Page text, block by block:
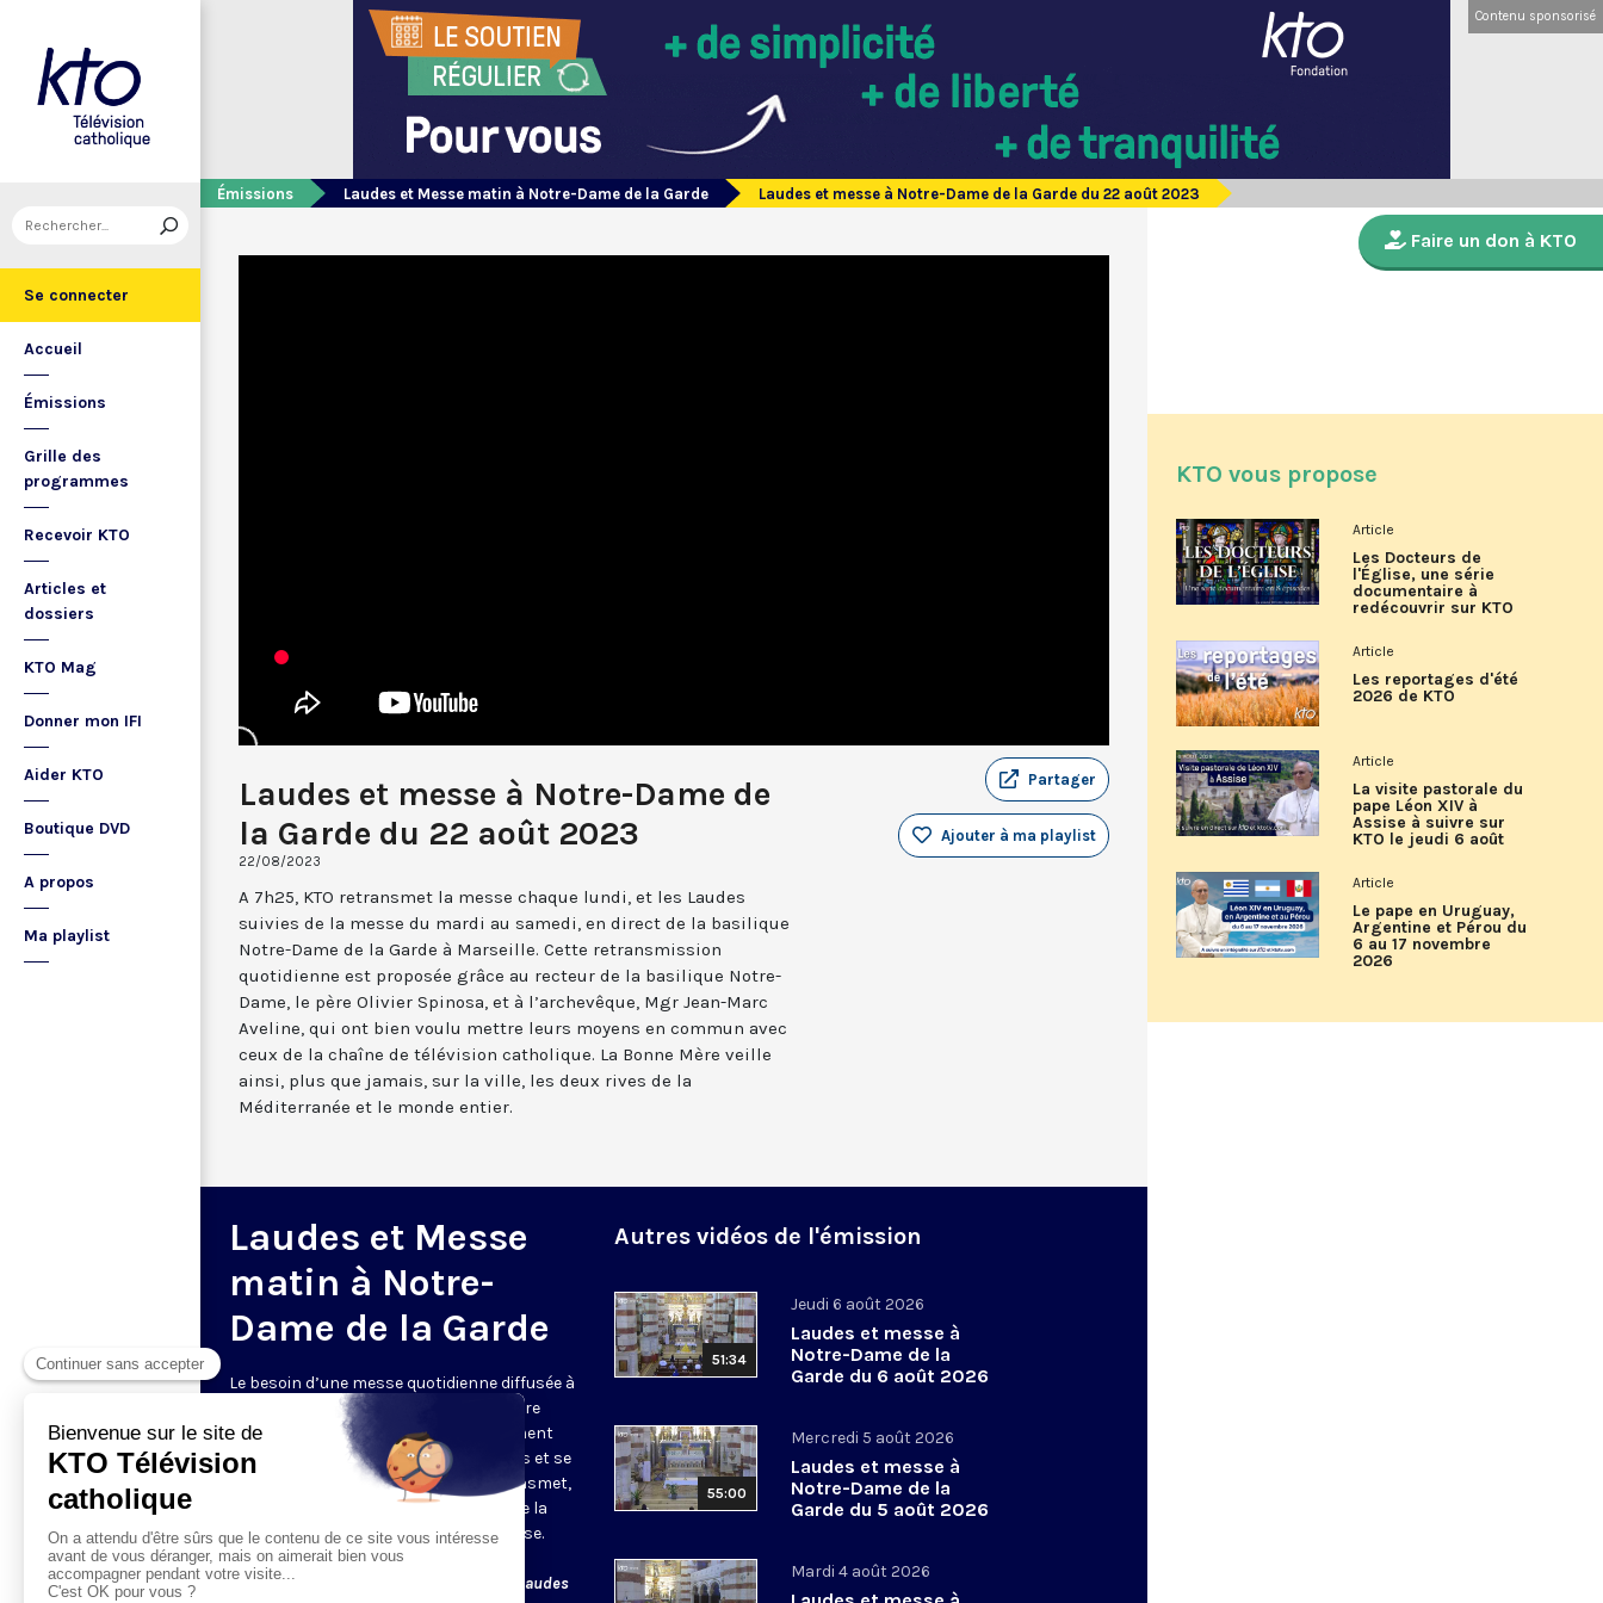
Se connecter
Accueil
Émissions
Grille des
programmes
Recevoir KTO
Articles et
dossiers
KTO Mag
Donner mon IFI
Aider KTO
Boutique DVD
A propos
Ma playlist
Contenu sponsorisé
Émissions Laudes et Messe matin à Notre-Dame de la Garde Laudes et messe à Notre-Dame de la Garde du 22 août 2023
Laudes et messe à Notre-Dame de
la Garde du 22 août 2023
22/08/2023
Partager
Ajouter à ma playlist
A 7h25, KTO retransmet la messe chaque lundi, et les Laudes
suivies de la messe du mardi au samedi, en direct de la basilique
Notre-Dame de la Garde à Marseille. Cette retransmission
quotidienne est proposée grâce au recteur de la basilique Notre-
Dame, le père Olivier Spinosa, et à l’archevêque, Mgr Jean-Marc
Aveline, qui ont bien voulu mettre leurs moyens en commun avec
ceux de la chaîne de télévision catholique. La Bonne Mère veille
ainsi, plus que jamais, sur la ville, les deux rives de la
Méditerranée et le monde entier.
Laudes et Messe
matin à Notre-
Dame de la Garde
Le besoin d’une messe quotidienne diffusée à
la télévision a été exprimé d’une manière
encore plus forte pendant le confinement
dans de nombreux pays francophones et se
maintient depuis la reprise. KTO retransmet,
en direct de la basilique Notre-Dame de la
Garde, à Marseille, les laudes et la messe.
Le lundi à 7h25, la messe
Du mardi au samedi à 7h25, messe avec laudes
Autres vidéos de l'émission
51:34
Jeudi 6 août 2026
Laudes et messe à
Notre-Dame de la
Garde du 6 août 2026
55:00
Mercredi 5 août 2026
Laudes et messe à
Notre-Dame de la
Garde du 5 août 2026
Mardi 4 août 2026
Faire un don à KTO
KTO vous propose
Article
Les Docteurs de
l'Église, une série
documentaire à
redécouvrir sur KTO
Article
Les reportages d'été
2026 de KTO
Article
La visite pastorale du
pape Léon XIV à
Assise à suivre sur
KTO le jeudi 6 août
Article
Le pape en Uruguay,
Argentine et Pérou du
6 au 17 novembre
2026